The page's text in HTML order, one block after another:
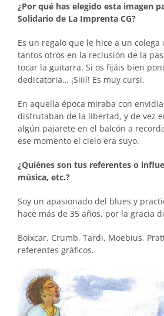
¿Por qué has elegido esta imagen
Solidario de La Imprenta CG?
Es un regalo que le hice a un colega
tantos otros en la reclusión de la
tocar la guitarra. Si os fijáis bien
dedicatoria… ¡Siiií! Es muy cursi.
En aquella época miraba con
disfrutaban de la libertad, y de vez
algún pajarete en el balcón a
ese momento el cielo era suyo.
¿Quiénes son tus referentes o
música, etc.?
Soy un apasionado del blues y
hace más de 35 años, por la gracia
Boixcar, Crumb, Tardi, Moebius,
referentes gráficos.